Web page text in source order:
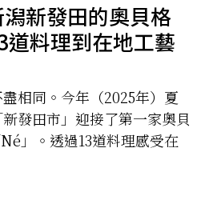
潟新發田的奧貝格
料理到在地工藝
相同。今年（2025年）夏
發田市」迎接了第一家奧貝
」。透過13道料理感受在